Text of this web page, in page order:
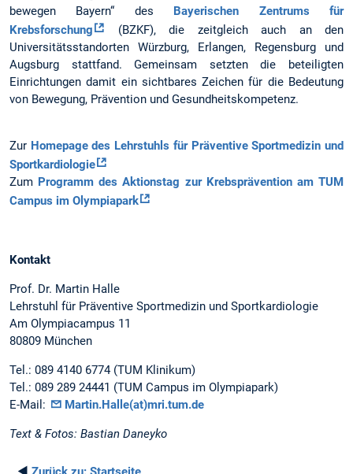
bewegen Bayern“ des Bayerischen Zentrums für
Krebsforschung
(BZKF), die zeitgleich auch an den
Universitätsstandorten Würzburg, Erlangen, Regensburg und
Augsburg stattfand. Gemeinsam setzten die beteiligten
Einrichtungen damit ein sichtbares Zeichen für die Bedeutung
von Bewegung, Prävention und Gesundheitskompetenz.
Zur Homepage des Lehrstuhls für Präventive Sportmedizin und
Sportkardiologie
Zum Programm des Aktionstag zur Krebsprävention am TUM
Campus im Olympiapark
Kontakt
Prof. Dr. Martin Halle
Lehrstuhl für Präventive Sportmedizin und Sportkardiologie
Am Olympiacampus 11
80809 München
Tel.: 089 4140 6774 (TUM Klinikum)
Tel.: 089 289 24441 (TUM Campus im Olympiapark)
E-Mail:
Martin.Halle(at)mri.tum.de
Text & Fotos: Bastian Daneyko